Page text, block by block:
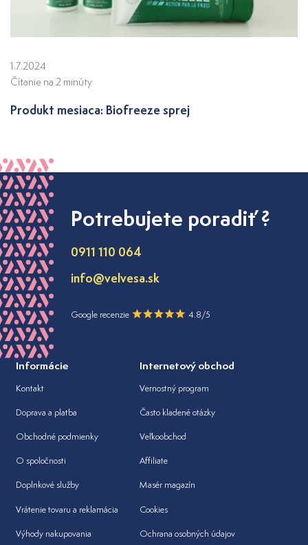
1.7.2024
Čítanie na 2 minúty
Produkt mesiaca: Biofreeze sprej
Potrebujete poradiť ?
0911 110 064
info@velvesa.sk
Google recenzie 4.8/5
Informácie
Kontakt
Doprava a platba
Obchodné podmienky
O spoločnosti
Doplnkové služby
Vrátenie tovaru a reklamácia
Výhody nakupovania
Internetový obchod
Vernostný program
Často kladené otázky
Veľkoobchod
Affiliate
Masér magazín
Cookies
Ochrana osobných údajov